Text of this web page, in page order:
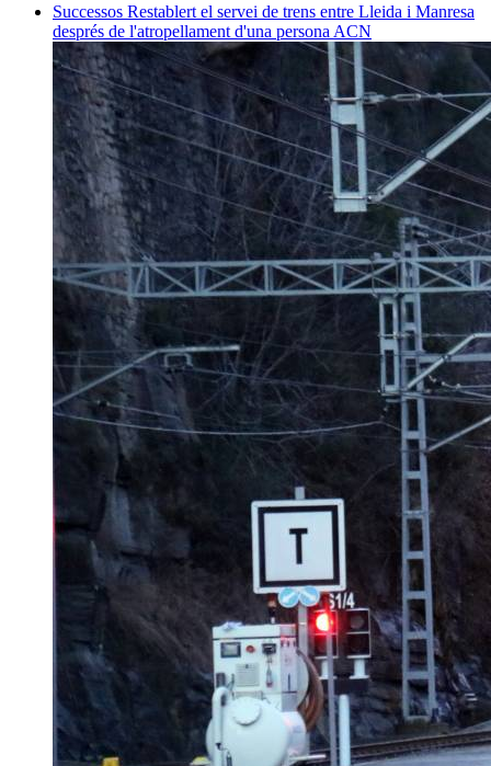
Successos Restablert el servei de trens entre Lleida i Manresa
després de l'atropellament d'una persona ACN